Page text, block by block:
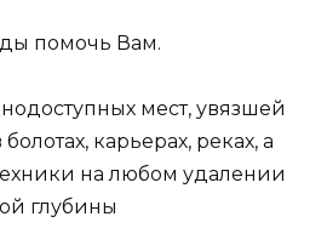
помочь Вам.
мест, увязшей
карьерах, реках, а
на любом удалении
глубины